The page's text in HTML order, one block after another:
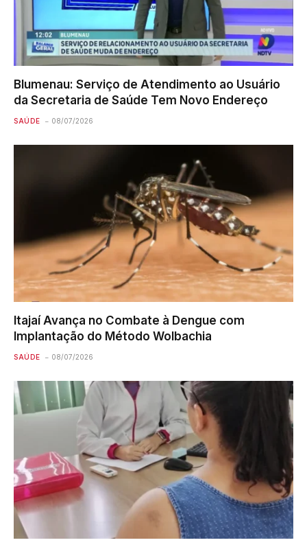
Blumenau: Serviço de Atendimento ao Usuário
da Secretaria de Saúde Tem Novo Endereço
SAÚDE 08/07/2026
Itajaí Avança no Combate à Dengue com
Implantação do Método Wolbachia
SAÚDE 08/07/2026